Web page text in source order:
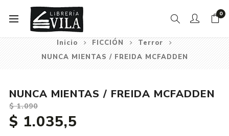
0
Inicio FICCIÓN
Terror
NUNCA MIENTAS / FREIDA MCFADDEN
NUNCA MIENTAS / FREIDA MCFADDEN
$ 1.090
$ 1.035,5